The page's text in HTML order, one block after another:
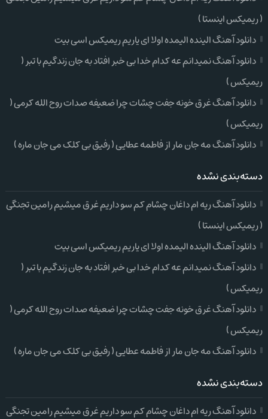
( ریمیکس اینستا )
دانلود آهنگ الینده الیمده اولا ای یاریم ریمیکس اسی بیت
دانلود آهنگ نمیدانم عه کدام خدا بی خبر افتاد به جان زندگیم با تبر (
ریمیکس )
دانلود آهنگ غرق خونه جفت چشات چرا ضعیفه صدات روح الله کرمی (
ریمیکس )
دانلود آهنگ مه جان مار از فاطمه عطایی ( رفیق بی کلک می جان ماره )
دسته‌بندی نشده
دانلود آهنگ ریه ام داغان چشام کم سو داریم غرق میشیم رامین تجنگی
( ریمیکس اینستا )
دانلود آهنگ الینده الیمده اولا ای یاریم ریمیکس اسی بیت
دانلود آهنگ نمیدانم عه کدام خدا بی خبر افتاد به جان زندگیم با تبر (
ریمیکس )
دانلود آهنگ غرق خونه جفت چشات چرا ضعیفه صدات روح الله کرمی (
ریمیکس )
دانلود آهنگ مه جان مار از فاطمه عطایی ( رفیق بی کلک می جان ماره )
دسته‌بندی نشده
دانلود آهنگ ریه ام داغان چشام کم سو داریم غرق میشیم رامین تجنگی